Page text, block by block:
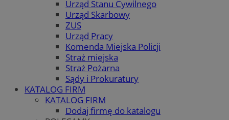
Urząd Stanu Cywilnego
Urząd Skarbowy
ZUS
Urząd Pracy
Komenda Miejska Policji
Straż miejska
Straż Pożarna
Sądy i Prokuratury
KATALOG FIRM
KATALOG FIRM
Dodaj firmę do katalogu